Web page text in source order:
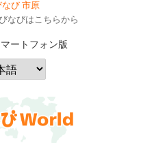
なび 市原
なびはこちらから
マートフォン版